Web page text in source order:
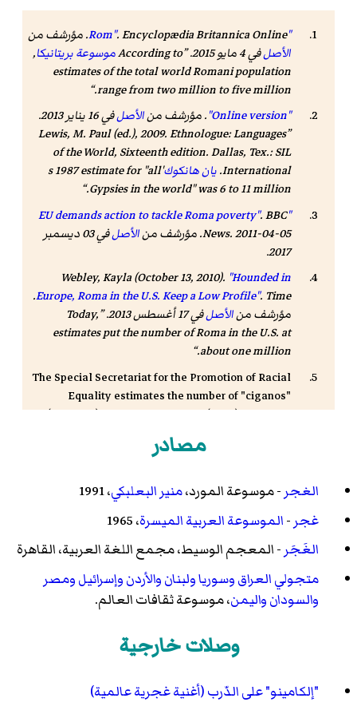
"Rom". Encyclopædia Britannica Online. مؤرشف من
الأصلفي 4 مايو 2015 .
According toموسوعة بريتانيكا,
estimates of the total world Romani population
range from two million to five million.
"Online version"
. مؤرشف منالأصلفي 16 يناير 2013
.
Lewis, M. Paul (ed.), 2009. Ethnologue: Languages
of the World, Sixteenth edition. Dallas, Tex.: SIL
International. يان هانكوك's 1987 estimate for "all
Gypsies in the world" was 6 to 11 million.
"EU demands action to tackle Roma poverty"
.BBC
News. 2011-04-05. مؤرشف من الأصل
في 03 ديسمبر
2017.
Webley, Kayla (October 13, 2010). "Hounded in
Europe, Roma in the U.S. Keep a Low Profile". Time
.
مؤرشف منالأصلفي 17 أغسطس 2013.
Today,
estimates put the number of Roma in the U.S. at
about one million.
The Special Secretariat for the Promotion of Racial
Equality estimates the number of "ciganos"
(Romanis) in Brazil at 800,000 (2011). The 2010
National Census encountered gypsy camps in 291
públicas para ciganos é desafio para o governo". R7.
). Open Society Institute. 2002. مؤرشف من الأصل(
government estimates the number ofGitanos at a
maximum of 650,000.
Tab8. Populaţia stabilă după etnie – judeţe,
الوطني للإحصاءات . 5 July 2013. مؤرشف من
مصادر
الغجر- موسوعة المورد،منير البعلبكي، 1991
غجر -الموسوعة العربية الميسرة، 1965
الغَجَر- المعجم الوسيط، مجمع اللغة العربية، القاهرة
متجولي العراق وسوريا ولبنان والأردن وإسرائيل ومصر
والسودان واليمن، موسوعة ثقافات العالم.
وصلات خارجية
"إلكامينو" على الدّرب (أغنية غجرية عالمية)